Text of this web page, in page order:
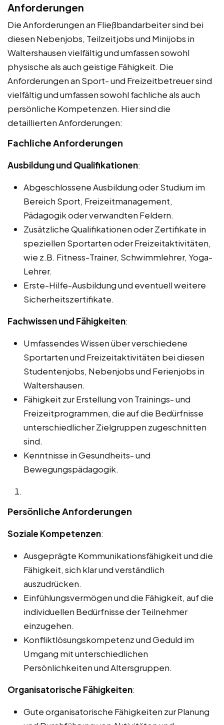
Anforderungen
Die Anforderungen an Fließbandarbeiter sind bei
diesen Nebenjobs, Teilzeitjobs und Minijobs in
Waltershausen vielfältig und umfassen sowohl
physische als auch geistige Fähigkeit. Die
Anforderungen an Sport- und Freizeitbetreuer sind
vielfältig und umfassen sowohl fachliche als auch
persönliche Kompetenzen. Hier sind die
detaillierten Anforderungen:
Fachliche Anforderungen
Ausbildung und Qualifikationen:
Abgeschlossene Ausbildung oder Studium im
Bereich Sport, Freizeitmanagement,
Pädagogik oder verwandten Feldern.
Zusätzliche Qualifikationen oder Zertifikate in
speziellen Sportarten oder Freizeitaktivitäten,
wie z.B. Fitness-Trainer, Schwimmlehrer, Yoga-
Lehrer.
Erste-Hilfe-Ausbildung und eventuell weitere
Sicherheitszertifikate.
Fachwissen und Fähigkeiten:
Umfassendes Wissen über verschiedene
Sportarten und Freizeitaktivitäten bei diesen
Studentenjobs, Nebenjobs und Ferienjobs in
Waltershausen.
Fähigkeit zur Erstellung von Trainings- und
Freizeitprogrammen, die auf die Bedürfnisse
unterschiedlicher Zielgruppen zugeschnitten
sind.
Kenntnisse in Gesundheits- und
Bewegungspädagogik.
Persönliche Anforderungen
Soziale Kompetenzen:
Ausgeprägte Kommunikationsfähigkeit und die
Fähigkeit, sich klar und verständlich
auszudrücken.
Einfühlungsvermögen und die Fähigkeit, auf die
individuellen Bedürfnisse der Teilnehmer
einzugehen.
Konfliktlösungskompetenz und Geduld im
Umgang mit unterschiedlichen
Persönlichkeiten und Altersgruppen.
Organisatorische Fähigkeiten:
Gute organisatorische Fähigkeiten zur Planung